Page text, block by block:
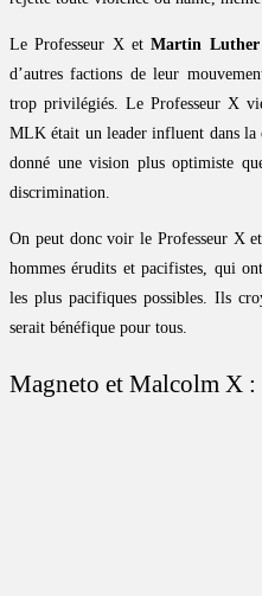
Le Professeur X etMartin
d’autres factions de leur
trop privilégiés. Le Professeur X
MLK était un leader influent dans la
donné une vision plus optimiste
discrimination.
On peut donc voir le Professeur X
hommes érudits et pacifistes, qui
les plus pacifiques possibles. Ils
serait bénéfique pour tous.
Magneto et Malcolm X :